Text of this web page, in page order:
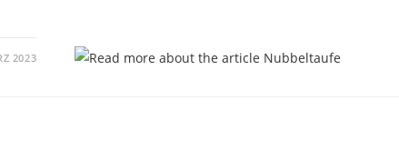
2023